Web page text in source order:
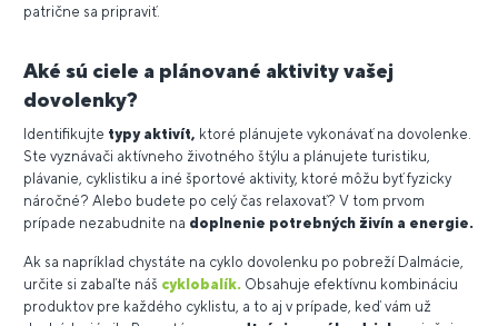
patrične sa pripraviť.
Aké sú ciele a plánované aktivity vašej
dovolenky?
Identifikujte typy aktivít, ktoré plánujete vykonávať na dovolenke.
Ste vyznávači aktívneho životného štýlu a plánujete turistiku,
plávanie, cyklistiku a iné športové aktivity, ktoré môžu byť fyzicky
náročné? Alebo budete po celý čas relaxovať? V tom prvom
prípade nezabudnite na doplnenie potrebných živín a energie.
Ak sa napríklad chystáte na cyklo dovolenku po pobreží Dalmácie,
určite si zabaľte náš cyklobalík. Obsahuje efektívnu kombináciu
produktov pre každého cyklistu, a to aj v prípade, keď vám už